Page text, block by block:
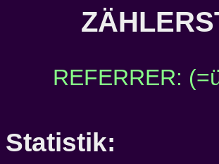
REFERRER:
Statistik: